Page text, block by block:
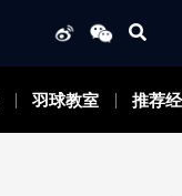
羽球教室 推荐